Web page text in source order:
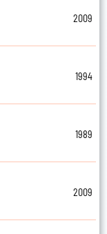
2009
1994
1989
2009